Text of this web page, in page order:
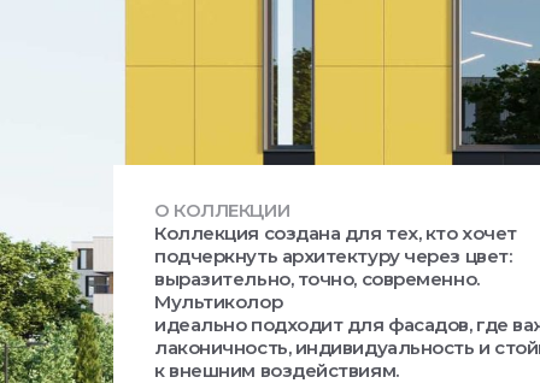
О КОЛЛЕКЦИИ
Коллекция создана для тех, кто хочет
подчеркнуть архитектуру через цвет:
выразительно, точно, современно.
Мультиколор
идеально подходит для фасадов, где
лаконичность, индивидуальность и
к внешним воздействиям.